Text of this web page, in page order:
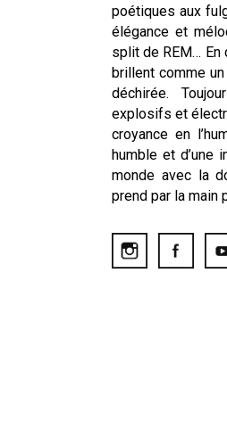
poétiques aux
élégance et
split de REM… En
brillent comme
déchirée.
explosifs et
croyance en
humble et d’une
monde avec la
prend par la main